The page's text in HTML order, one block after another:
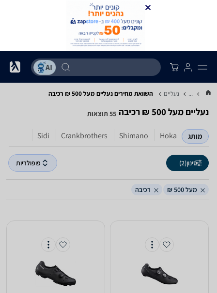
... נעליים השוואת מחירים נעליים ‏מעל 500 ‏₪ ‏רכיבה
נעליים ‏מעל 500 ‏₪ ‏רכיבה 55 תוצאות
מותג Hoka
Shimano
Crankbrothers
Sidi
סינון(2) פופולריות
מעל 500 ₪ רכיבה